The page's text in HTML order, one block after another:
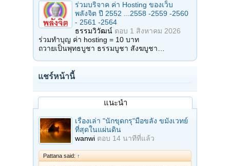
ร่วมบริจาค ค่า Hosting ของเว็บ
พลังจิต ปี 2552 ...2558 -2559 -2560
- 2561 -2564
ธรรมวิวัฒน์ ตอบ 1 สิงหาคม 2026
ร่วมทำบุญ ค่า hosting = 10 บาท
ถวายเป็นพุทธบูชา ธรรมบูชา สังฆบูชา…
แชร์หน้านี้
แนะนำ
เรื่องเล่า "นักขุดกรุ"มือขลัง ขมังเวทย์
ที่สุดในแผ่นดิน
wanwi ตอบ 14 นาทีที่แล้ว
Pattana said: ↑